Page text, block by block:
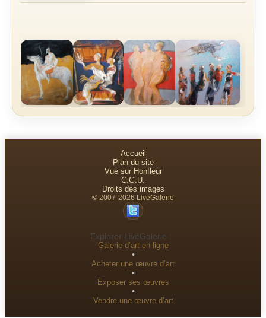
Accueil
Plan du site
Vue sur Honfleur
C.G.U.
Droits des images
© 2007-2026 LiveGalerie
Explorer LiveGalerie :
Galerie d’art en ligne
•
Acheter une œuvre d’art
•
Exposer ses œuvres
•
Vendre une œuvre d’art